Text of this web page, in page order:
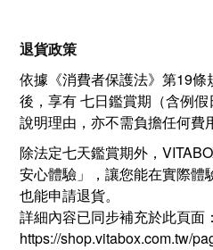
退貨政策
依據《消費者保護法》第19
後，享有 七日鑑賞期（含例
說明理由，亦不需負擔任何費
除法定七天鑑賞期外，
安心體驗」，讓您能在實際體
也能申請退貨。
詳細內容已同步補充於此頁面：
https://shop.vitabox.com.tw/